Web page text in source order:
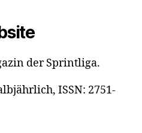
der Sprintliga.
ISSN: 2751-